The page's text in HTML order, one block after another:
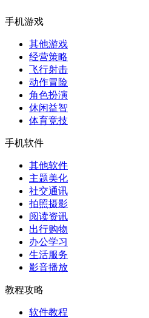
手机游戏
其他游戏
经营策略
飞行射击
动作冒险
角色扮演
休闲益智
体育竞技
手机软件
其他软件
主题美化
社交通讯
拍照摄影
阅读资讯
出行购物
办公学习
生活服务
影音播放
教程攻略
软件教程